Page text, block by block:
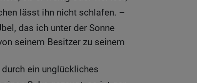
lässt ihn nicht schlafen. –
das ich unter der Sonne
seinem Besitzer zu seinem
ein unglückliches